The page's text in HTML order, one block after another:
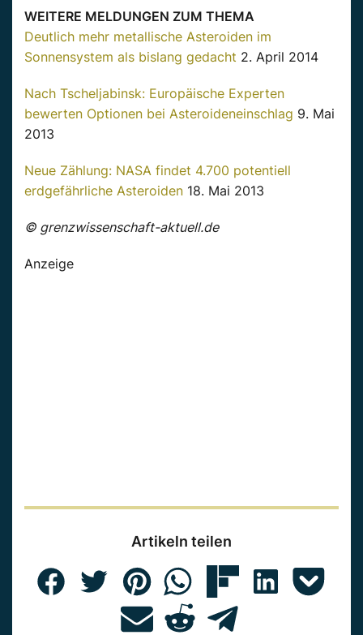
WEITERE MELDUNGEN ZUM THEMA
Deutlich mehr metallische Asteroiden im
Sonnensystem als bislang gedacht 2. April 2014
Nach Tscheljabinsk: Europäische Experten
bewerten Optionen bei Asteroideneinschlag 9. Mai
2013
Neue Zählung: NASA findet 4.700 potentiell
erdgefährliche Asteroiden 18. Mai 2013
© grenzwissenschaft-aktuell.de
Anzeige
Artikeln teilen